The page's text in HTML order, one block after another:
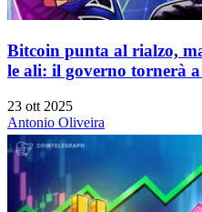
Bitcoin punta al rialzo,
le ali: il governo tornerà
23 ott 2025
Antonio Oliveira